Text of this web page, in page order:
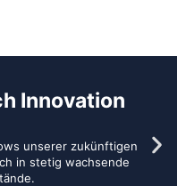
Innovation
unserer zukünftigen
in stetig wachsende